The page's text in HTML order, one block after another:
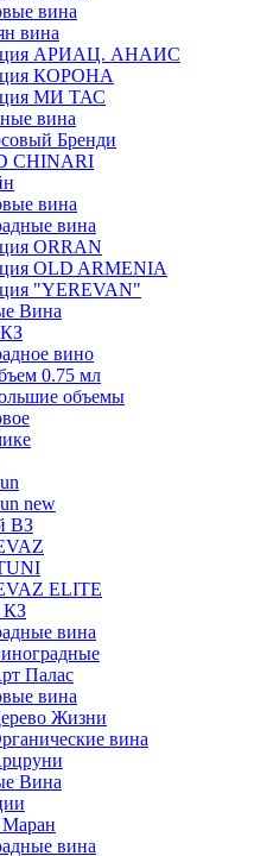
вина
вина
АРИАЦ. АНАИС
КОРОНА
МИ ТАС
вина
Бренди
CHINARI
вина
вина
ORRAN
OLD ARMENIA
"YEREVAN"
Вина
вино
0.75 мл
объемы
new
ВЗ
ELITE
КЗ
вина
Палас
вина
Жизни
вина
Вина
вина